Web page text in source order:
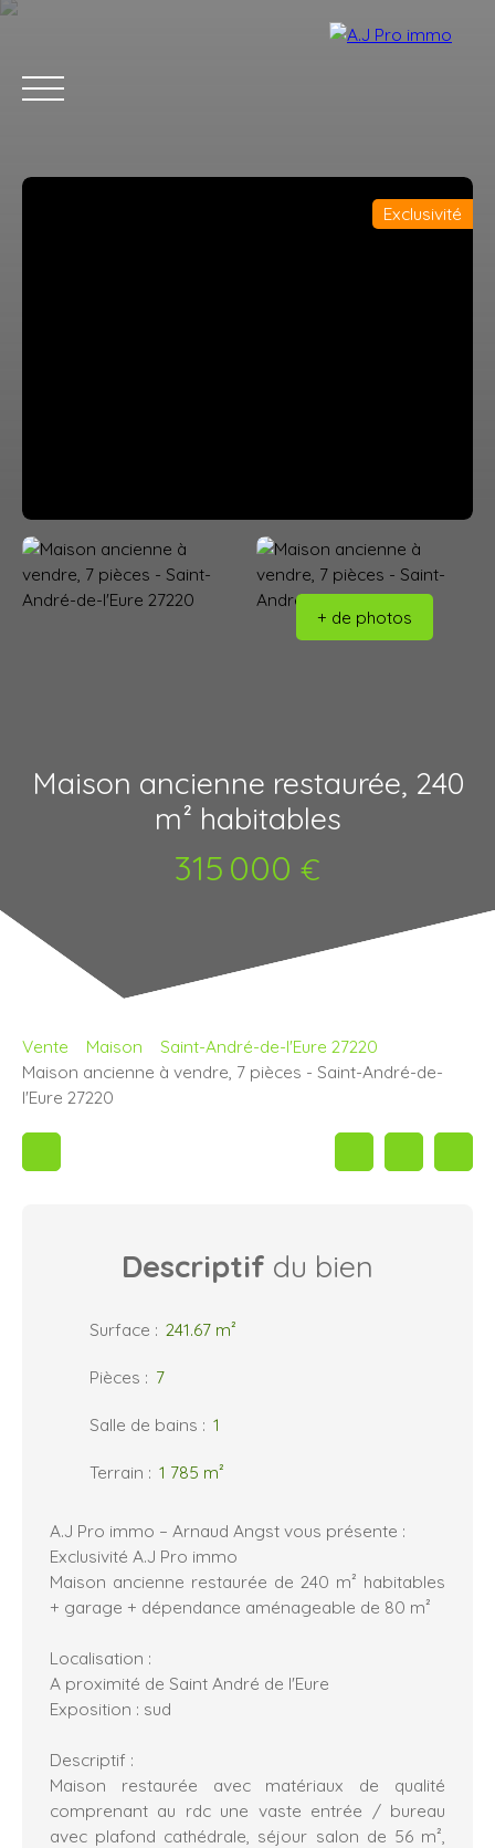
Exclusivité
+ de photos
Maison ancienne restaurée, 240
m² habitables
315 000 €
Vente Maison
Saint-André-de-l'Eure 27220
Maison ancienne à vendre, 7 pièces - Saint-André-de-
l'Eure 27220
Descriptif du bien
Surface : 241.67 m²
Pièces : 7
Salle de bains : 1
Terrain : 1 785 m²
A.J Pro immo – Arnaud Angst vous présente :
Exclusivité A.J Pro immo
Maison ancienne restaurée de 240 m² habitables
+ garage + dépendance aménageable de 80 m²
Localisation :
A proximité de Saint André de l'Eure
Exposition : sud
Descriptif :
Maison restaurée avec matériaux de qualité
comprenant au rdc une vaste entrée / bureau
avec plafond cathédrale, séjour salon de 56 m²,